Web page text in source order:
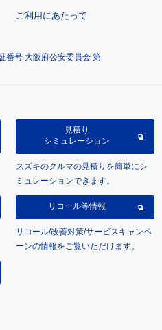
ご利用にあたって
番号 大阪府公安委員会 第
見積り
シミュレーション
スズキのクルマの見積りを簡単にシ
ミュレーションできます。
リコール等情報
リコール/改善対策/サービスキャンペ
ーンの情報をご覧いただけます。